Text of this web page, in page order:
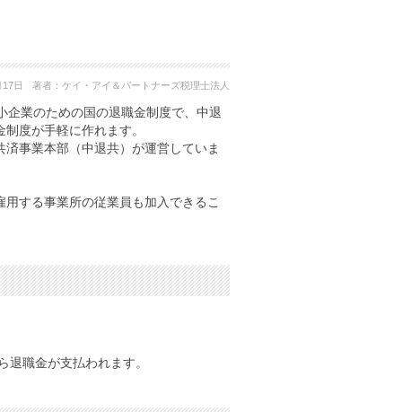
著者： ケイ・アイ＆パートナーズ税理士法人
日
企業のための国の退職金制度で、中退
度が手軽に作れます。
事業本部（中退共）が運営していま
する事業所の従業員も加入できるこ
職金が支払われます。